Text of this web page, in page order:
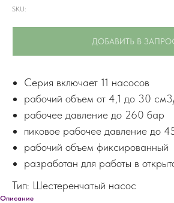
SKU:
ДОБАВИТЬ В
Серия включает 11 насосов
рабочий объем от 4,1 до 30
рабочее давление до 260 бар
пиковое рабочее давление до
рабочий объем фиксированный
разработан для работы в
Тип: Шестеренчатый насос
Описание